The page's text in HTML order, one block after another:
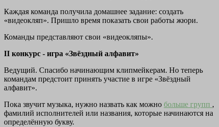
Каждая команда получила домашнее задание: создать
«видеокляп». Пришло время показать свои работы жюри.
Команды представляют свои «видеокляпы».
II конкурс - игра «Звёздный алфавит»
Ведущий. Спасибо начинающим клипмейкерам. Но теперь
командам предстоит принять участие в игре «Звёздный
алфавит».
Пока звучит музыка, нужно назвать как можно больше групп ,
фамилий исполнителей или названия, которые начинаются на
определённую букву.